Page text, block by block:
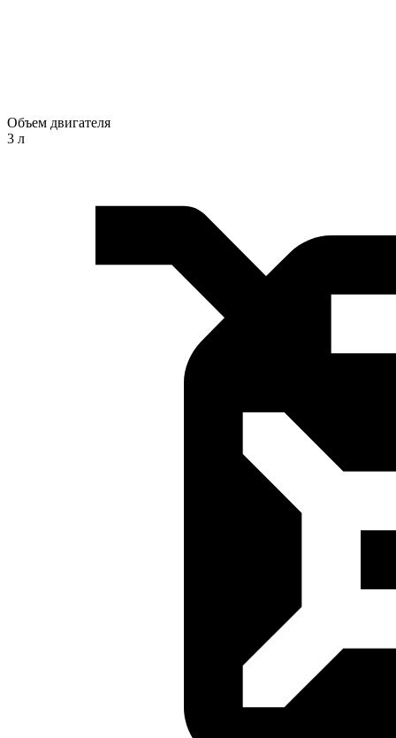
Объем двигателя
3 л